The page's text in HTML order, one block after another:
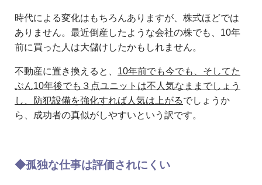
時代による変化はもちろんありますが、株式ほどでは
ありません。最近倒産したような会社の株でも、10年
前に買った人は大儲けしたかもしれません。
不動産に置き換えると、 10年前でも今でも、そしてた
ぶん10年後でも３点ユニットは不人気なままでしょう
し、防犯設備を強化すれば人気は上がるでしょうか
ら、成功者の真似がしやすいという訳です。
◆孤独な仕事は評価されにくい